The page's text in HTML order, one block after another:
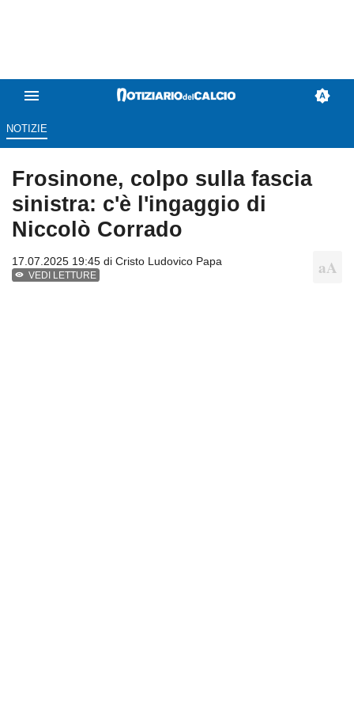
NOTIZIE
Frosinone, colpo sulla fascia
sinistra: c'è l'ingaggio di
Niccolò Corrado
17.07.2025 19:45 di Cristo Ludovico Papa
VEDI LETTURE